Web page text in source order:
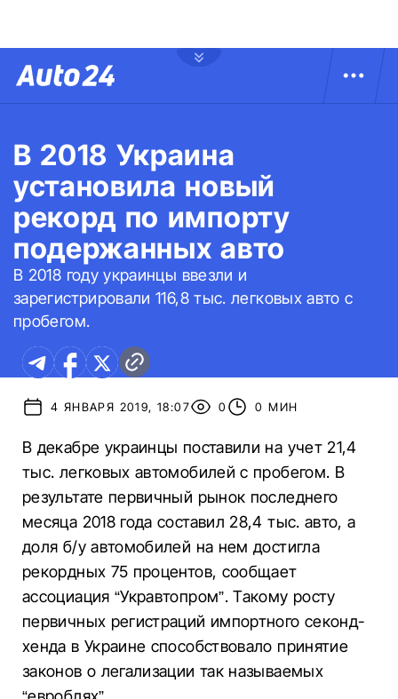
В 2018 Украина
установила новый
рекорд по импорту
подержанных авто
В 2018 году украинцы ввезли и
зарегистрировали 116,8 тыс. легковых авто с
пробегом.
4 ЯНВАРЯ 2019, 18:07 0 0 МИН
В декабре украинцы поставили на учет 21,4
тыс. легковых автомобилей с пробегом. В
результате первичный рынок последнего
месяца 2018 года составил 28,4 тыс. авто, а
доля б/у автомобилей на нем достигла
рекордных 75 процентов, сообщает
ассоциация “Укравтопром”. Такому росту
первичных регистраций импортного секонд-
хенда в Украине способствовало принятие
законов о легализации так называемых